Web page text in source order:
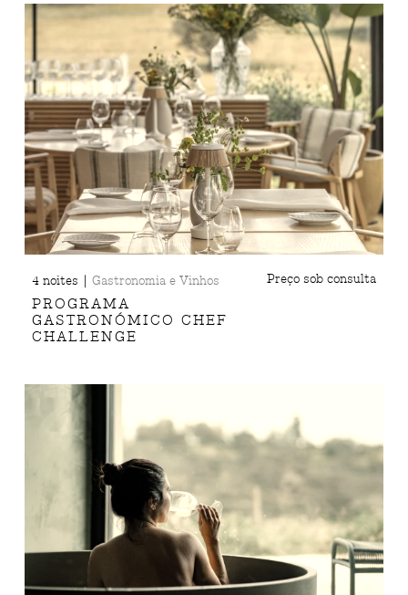
4 noites |Gastronomia e Vinhos
PROGRAMA
GASTRONÓMICO CHEF
CHALLENGE
Preço sob consulta